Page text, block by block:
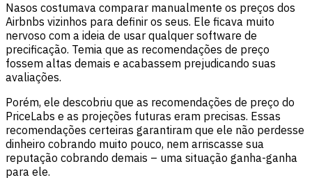
Nasos costumava comparar manualmente os preços dos
Airbnbs vizinhos para definir os seus. Ele ficava muito
nervoso com a ideia de usar qualquer software de
precificação. Temia que as recomendações de preço
fossem altas demais e acabassem prejudicando suas
avaliações.
Porém, ele descobriu que as recomendações de preço do
PriceLabs e as projeções futuras eram precisas. Essas
recomendações certeiras garantiram que ele não perdesse
dinheiro cobrando muito pouco, nem arriscasse sua
reputação cobrando demais – uma situação ganha-ganha
para ele.